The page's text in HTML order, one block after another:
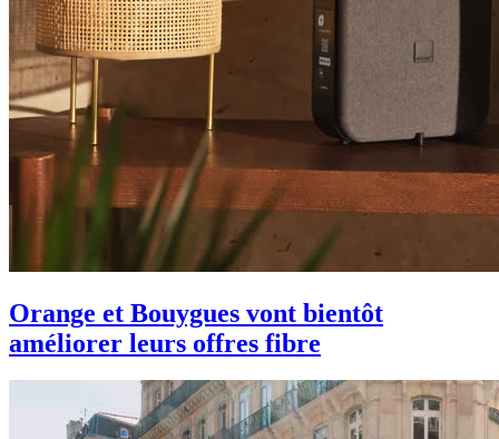
Orange et Bouygues vont bientôt
améliorer leurs offres fibre